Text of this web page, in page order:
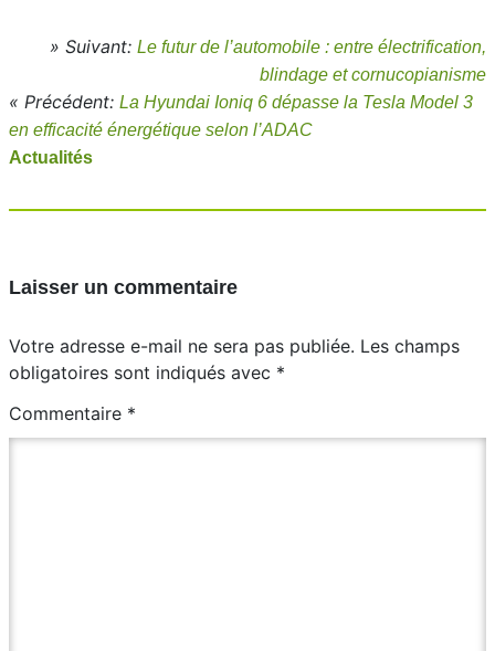
» Suivant: Le futur de l’automobile : entre électrification,
blindage et cornucopianisme
« Précédent: La Hyundai Ioniq 6 dépasse la Tesla Model 3
en efficacité énergétique selon l’ADAC
Actualités
Laisser un commentaire
Votre adresse e-mail ne sera pas publiée. Les champs
obligatoires sont indiqués avec *
Commentaire *